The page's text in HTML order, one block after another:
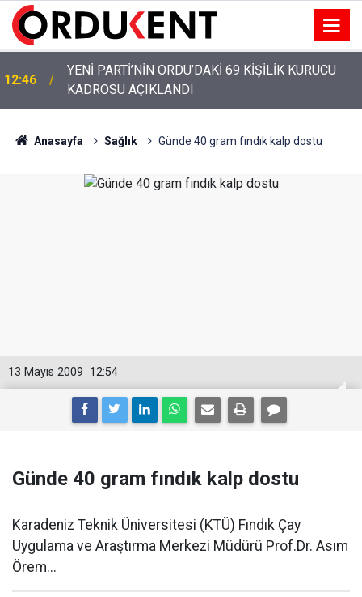
12:46
YENİ PARTİ’NİN ORDU’DAKİ 69 KİŞİLİK KURUCU
KADROSU AÇIKLANDI
Anasayfa Sağlık Günde 40 gram fındık kalp dostu
12:54
13 Mayıs 2009
Günde 40 gram fındık kalp dostu
Karadeniz Teknik Üniversitesi (KTÜ) Fındık Çay
Uygulama ve Araştırma Merkezi Müdürü Prof.Dr. Asım
Örem...